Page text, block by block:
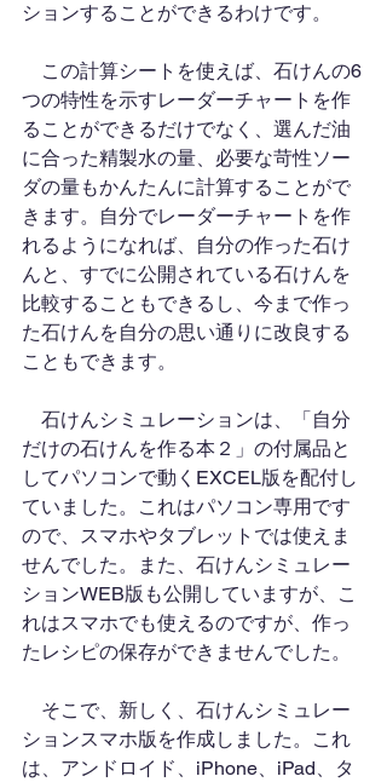
ションすることができるわけです。
この計算シートを使えば、石けんの6
つの特性を示すレーダーチャートを作
ることができるだけでなく、選んだ油
に合った精製水の量、必要な苛性ソー
ダの量もかんたんに計算することがで
きます。自分でレーダーチャートを作
れるようになれば、自分の作った石け
んと、すでに公開されている石けんを
比較することもできるし、今まで作っ
た石けんを自分の思い通りに改良する
こともできます。
石けんシミュレーションは、「自分
だけの石けんを作る本２」の付属品と
してパソコンで動くEXCEL版を配付し
ていました。これはパソコン専用です
ので、スマホやタブレットでは使えま
せんでした。また、石けんシミュレー
ションWEB版も公開していますが、こ
れはスマホでも使えるのですが、作っ
たレシピの保存ができませんでした。
そこで、新しく、石けんシミュレー
ションスマホ版を作成しました。これ
は、アンドロイド、iPhone、iPad、タ